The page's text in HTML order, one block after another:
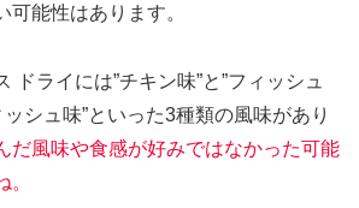
可能性はあります。
ドライには”チキン味”と”フィッシュ
ッシュ味”といった3種類の風味があり
だ風味や食感が好みではなかった可能